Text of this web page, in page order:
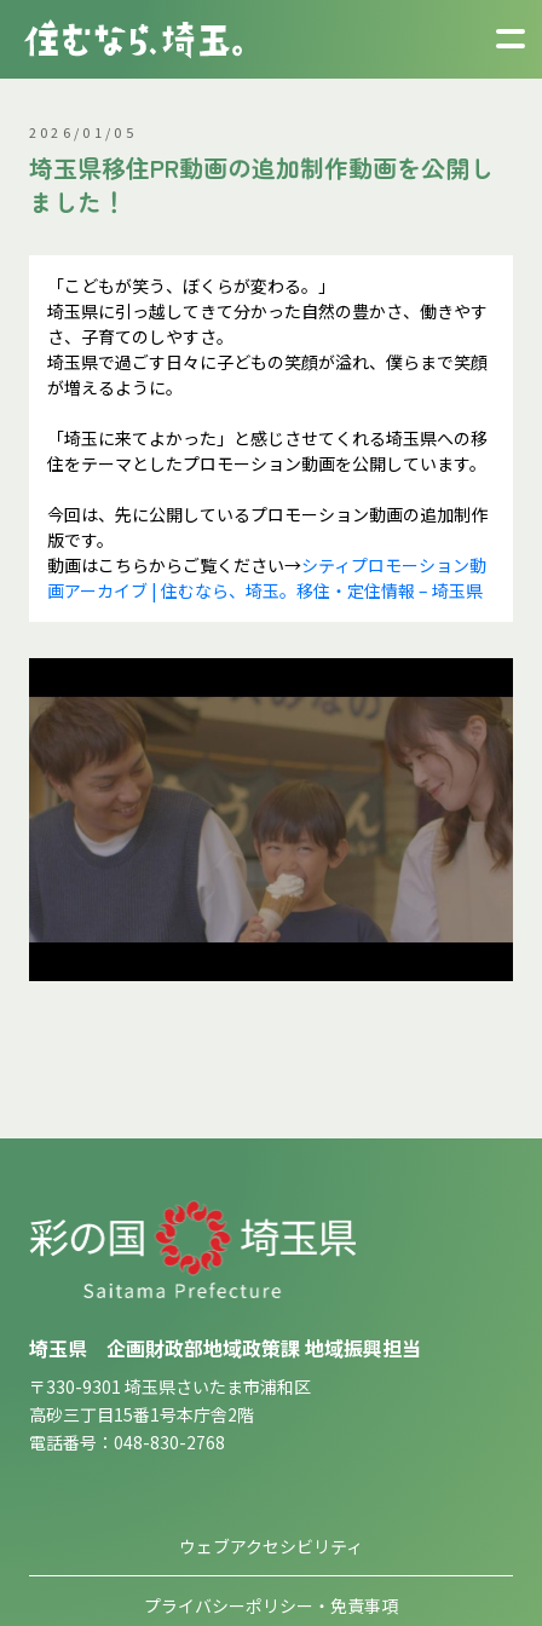
2026/01/05
埼玉県移住PR動画の追加制作動画を公開し
ました！
「こどもが笑う、ぼくらが変わる。」
埼玉県に引っ越してきて分かった自然の豊かさ、働きやす
さ、子育てのしやすさ。
埼玉県で過ごす日々に子どもの笑顔が溢れ、僕らまで笑顔
が増えるように。
「埼玉に来てよかった」と感じさせてくれる埼玉県への移
住をテーマとしたプロモーション動画を公開しています。
今回は、先に公開しているプロモーション動画の追加制作
版です。
動画はこちらからご覧ください→シティプロモーション動
画アーカイブ | 住むなら、埼玉。移住・定住情報 – 埼玉県
埼玉県 企画財政部地域政策課 地域振興担当
〒330-9301 埼玉県さいたま市浦和区
高砂三丁目15番1号本庁舎2階
電話番号：048-830-2768
ウェブアクセシビリティ
プライバシーポリシー・免責事項